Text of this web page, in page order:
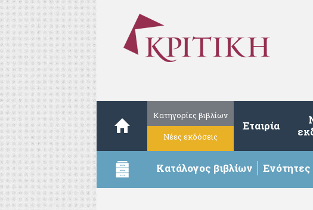
Κατηγορίες βιβλίων
Νέες εκδόσεις
Εταιρία
Κατάλογος βιβλίων Ενότητες